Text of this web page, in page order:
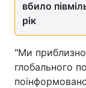
вбило
рік
"Ми приблизно
глобального